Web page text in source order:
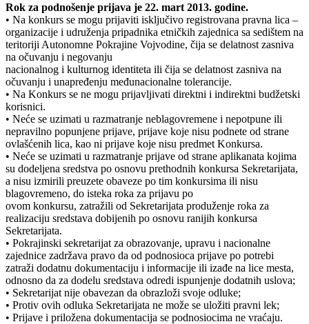
Rok za podnošenje prijava je 22. mart 2013. godine.
• Na konkurs se mogu prijaviti isključivo registrovana pravna lica –
organizacije i udruženja pripadnika etničkih zajednica sa sedištem na
teritoriji Autonomne Pokrajine Vojvodine, čija se delatnost zasniva
na očuvanju i negovanju
nacionalnog i kulturnog identiteta ili čija se delatnost zasniva na
očuvanju i unapređenju međunacionalne tolerancije.
• Na Konkurs se ne mogu prijavljivati direktni i indirektni budžetski
korisnici.
• Neće se uzimati u razmatranje neblagovremene i nepotpune ili
nepravilno popunjene prijave, prijave koje nisu podnete od strane
ovlašćenih lica, kao ni prijave koje nisu predmet Konkursa.
• Neće se uzimati u razmatranje prijave od strane aplikanata kojima
su dodeljena sredstva po osnovu prethodnih konkursa Sekretarijata,
a nisu izmirili preuzete obaveze po tim konkursima ili nisu
blagovremeno, do isteka roka za prijavu po
ovom konkursu, zatražili od Sekretarijata produženje roka za
realizaciju sredstava dobijenih po osnovu ranijih konkursa
Sekretarijata.
• Pokrajinski sekretarijat za obrazovanje, upravu i nacionalne
zajednice zadržava pravo da od podnosioca prijave po potrebi
zatraži dodatnu dokumentaciju i informacije ili izađe na lice mesta,
odnosno da za dodelu sredstava odredi ispunjenje dodatnih uslova;
• Sekretarijat nije obavezan da obrazloži svoje odluke;
• Protiv ovih odluka Sekretarijata ne može se uložiti pravni lek;
• Prijave i priložena dokumentacija se podnosiocima ne vraćaju.